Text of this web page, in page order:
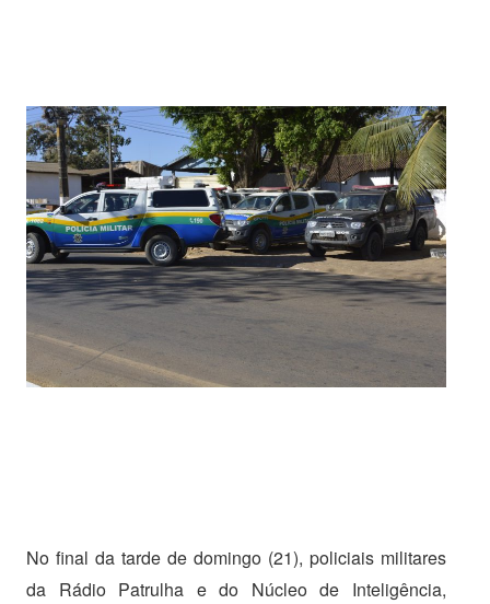
No final da tarde de domingo (21), policiais militares
da Rádio Patrulha e do Núcleo de Inteligência,